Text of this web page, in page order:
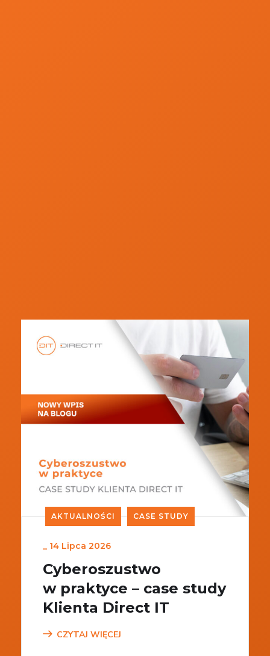
AKTUALNOŚCI CASE STUDY
_ 14 Lipca 2026
Cyberoszustwo
w praktyce – case study
Klienta Direct IT
CZYTAJ WIĘCEJ